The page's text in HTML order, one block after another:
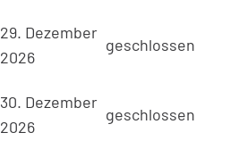
29. Dezember
2026
geschlossen
30. Dezember
2026
geschlossen